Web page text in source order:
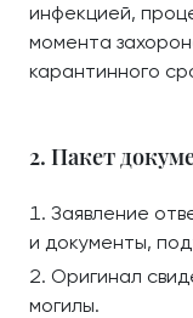
инфекцией,
момента
карантинного
2. Пакет
Заявление
и документы,
Оригинал
могилы.